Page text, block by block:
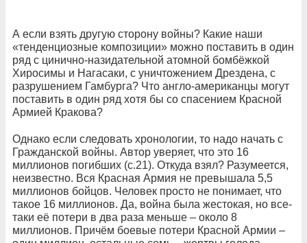
А если взять другую сторону войны? Какие наши
«тенденциозные композиции» можно поставить в один
ряд с цинично-назидательной атомной бомбёжкой
Хиросимы и Нагасаки, с уничтожением Дрездена, с
разрушением Гамбурга? Что англо-американцы могут
поставить в один ряд хотя бы со спасением Красной
Армией Кракова?
Однако если следовать хронологии, то надо начать с
Гражданской войны. Автор уверяет, что это 16
миллионов погибших (с.21). Откуда взял? Разумеется,
неизвестно. Вся Красная Армия не превышала 5,5
миллионов бойцов. Человек просто не понимает, что
такое 16 миллионов. Да, война была жестокая, но все-
таки её потери в два раза меньше – около 8
миллионов. Причём боевые потери Красной Армии –